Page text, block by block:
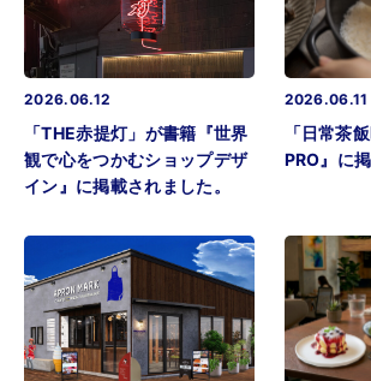
2026.06.12
「THE赤提灯」が書籍『世界
観で心をつかむショップデザ
イン』に掲載されました。
2026.06.11
「日常茶
PRO』に